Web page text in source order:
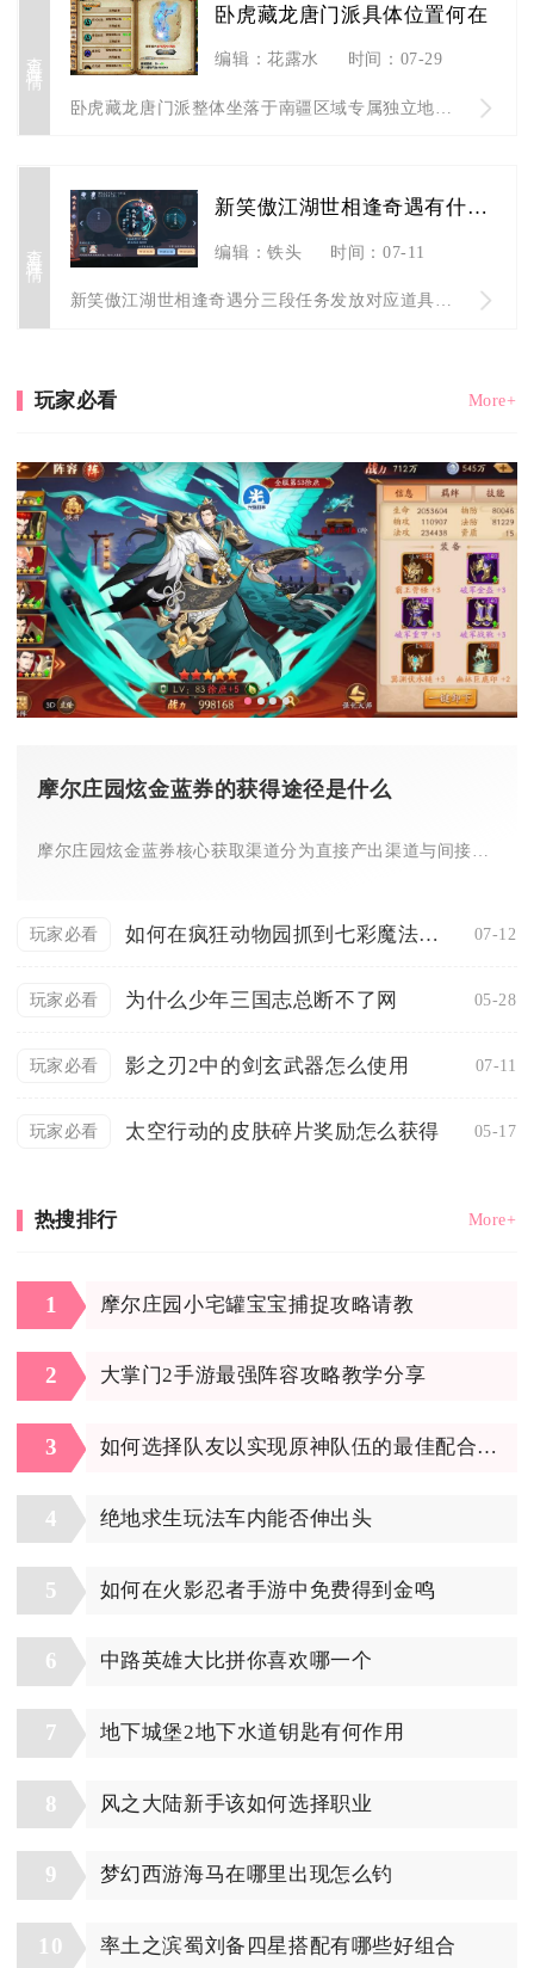
查看详情
卧虎藏龙唐门派具体位置何在
编辑：花露水 时间：07-29
查看详情
新笑傲江湖世相逢奇遇有什么奖励
编辑：铁头 时间：07-11
玩家必看 More+
摩尔庄园炫金蓝券的获得途径是什么
玩家必看 如何在疯狂动物园抓到七彩魔法牛王 07-12
玩家必看 为什么少年三国志总断不了网 05-28
玩家必看 影之刃2中的剑玄武器怎么使用 07-11
玩家必看 太空行动的皮肤碎片奖励怎么获得 05-17
热搜排行 More+
1 摩尔庄园小宅罐宝宝捕捉攻略请教
2 大掌门2手游最强阵容攻略教学分享
3 如何选择队友以实现原神队伍的最佳配合战术
4 绝地求生玩法车内能否伸出头
5 如何在火影忍者手游中免费得到金鸣
6 中路英雄大比拼你喜欢哪一个
7 地下城堡2地下水道钥匙有何作用
8 风之大陆新手该如何选择职业
9 梦幻西游海马在哪里出现怎么钓
10 率土之滨蜀刘备四星搭配有哪些好组合